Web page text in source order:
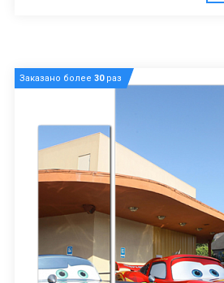
Заказано более 30раз